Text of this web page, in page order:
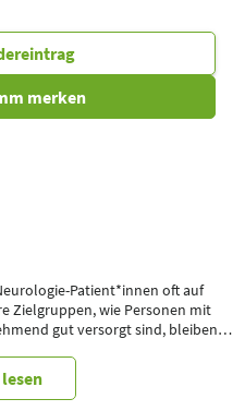
merken
Patient*innen oft auf
Zielgruppen, wie Personen mit
gut versorgt sind, bleiben
Wartezeiten, obwohl eine
entscheidend ist.